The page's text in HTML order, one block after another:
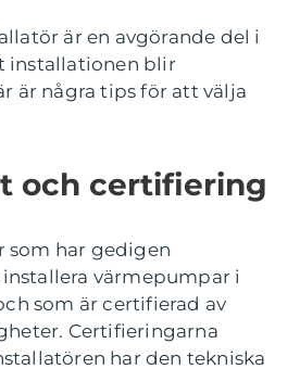
är en avgörande del i
installationen blir
är några tips för att välja
och certifiering
som har gedigen
värmepumpar i
som är certifierad av
Certifieringarna
har den tekniska